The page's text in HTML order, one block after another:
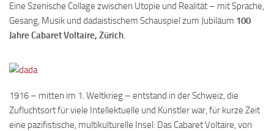
Eine Szenische Collage zwischen Utopie und Realität – mit Sprache,
Gesang, Musik und dadaistischem Schauspiel zum Jubiläum 100
Jahre Cabaret Voltaire, Zürich.
1916 – mitten im 1. Weltkrieg – entstand in der Schweiz, die
Zufluchtsort für viele Intellektuelle und Künstler war, für kurze Zeit
eine pazifistische, multikulturelle Insel: Das Cabaret Voltaire, von